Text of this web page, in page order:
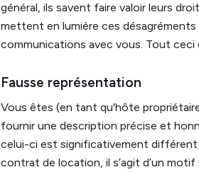
général, ils savent faire valoir leurs
mettent en lumière ces
communications avec vous. Tout ceci
Fausse représentation
Vous êtes (en tant qu'hôte
fournir une description précise et
celui-ci est significativement différent
contrat de location, il s’agit d’un